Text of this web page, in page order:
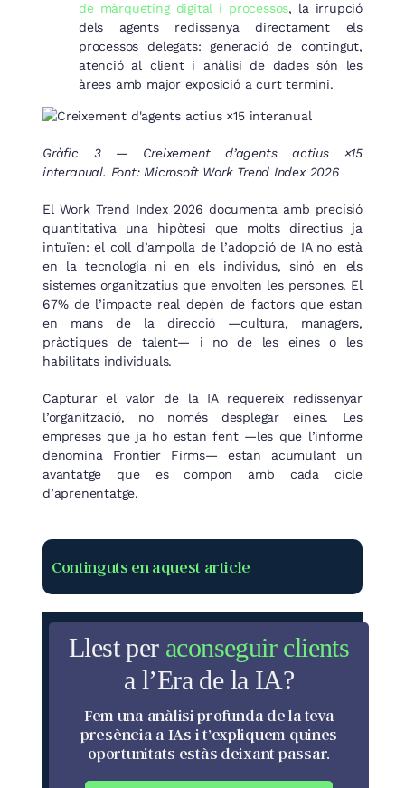
de màrqueting digital i processos, la irrupció
dels agents redissenya directament els
processos delegats: generació de contingut,
atenció al client i anàlisi de dades són les
àrees amb major exposició a curt termini.
Gràfic 3 — Creixement d’agents actius ×15
interanual. Font: Microsoft Work Trend Index 2026
El Work Trend Index 2026 documenta amb precisió
quantitativa una hipòtesi que molts directius ja
intuïen: el coll d’ampolla de l’adopció de IA no està
en la tecnologia ni en els individus, sinó en els
sistemes organitzatius que envolten les persones. El
67% de l’impacte real depèn de factors que estan
en mans de la direcció —cultura, managers,
pràctiques de talent— i no de les eines o les
habilitats individuals.
Capturar el valor de la IA requereix redissenyar
l’organització, no només desplegar eines. Les
empreses que ja ho estan fent —les que l’informe
denomina Frontier Firms— estan acumulant un
avantatge que es compon amb cada cicle
d’aprenentatge.
Continguts en aquest article
Llest per aconseguir clients
a l’Era de la IA?
Fem una anàlisi profunda de la teva
presència a IAs i t’expliquem quines
oportunitats estàs deixant passar.